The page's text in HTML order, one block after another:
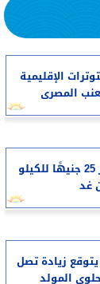
الإقليمية
المصرى
طرح السكر الحر بسعر 25 جنيهًا للكيلو
غد
زيادة تصل